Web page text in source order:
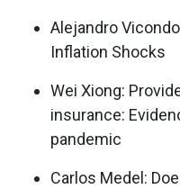
Alejandro
Inflation Shocks
Wei Xiong:
insurance:
pandemic
Carlos Medel: